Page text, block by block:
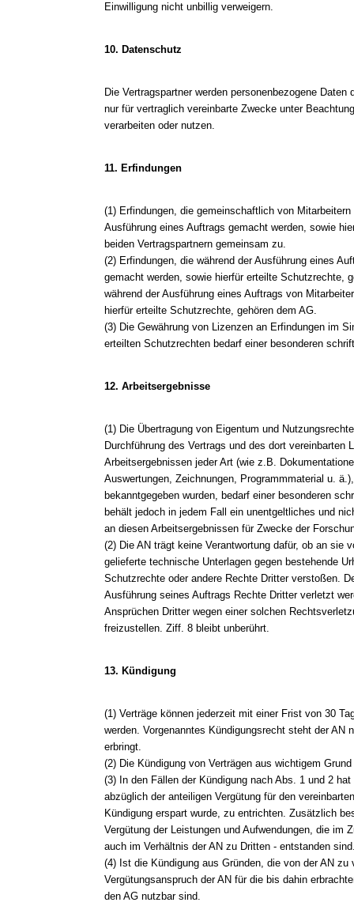
Einwilligung nicht unbillig verweigern.
10. Datenschutz
Die Vertragspartner werden personenbezogene
nur für vertraglich vereinbarte Zwecke unter
verarbeiten oder nutzen.
11. Erfindungen
(1) Erfindungen, die gemeinschaftlich von
Ausführung eines Auftrags gemacht werden, sowie
beiden Vertragspartnern gemeinsam zu.
(2) Erfindungen, die während der Ausführung eines
gemacht werden, sowie hierfür erteilte Schutzrechte,
während der Ausführung eines Auftrags von
hierfür erteilte Schutzrechte, gehören dem AG.
(3) Die Gewährung von Lizenzen an Erfindungen im
erteilten Schutzrechten bedarf einer besonderen
12. Arbeitsergebnisse
(1) Die Übertragung von Eigentum und
Durchführung des Vertrags und des dort vereinbarten
Arbeitsergebnissen jeder Art (wie z.B.
Auswertungen, Zeichnungen, Programmmaterial u.
bekanntgegeben wurden, bedarf einer besonderen
behält jedoch in jedem Fall ein unentgeltliches und
an diesen Arbeitsergebnissen für Zwecke der
(2) Die AN trägt keine Verantwortung dafür, ob an sie
gelieferte technische Unterlagen gegen bestehende
Schutzrechte oder andere Rechte Dritter verstoßen.
Ausführung seines Auftrags Rechte Dritter verletzt
Ansprüchen Dritter wegen einer solchen
freizustellen. Ziff. 8 bleibt unberührt.
13. Kündigung
(1) Verträge können jederzeit mit einer Frist von 30
werden. Vorgenanntes Kündigungsrecht steht der AN
erbringt.
(2) Die Kündigung von Verträgen aus wichtigem
(3) In den Fällen der Kündigung nach Abs. 1 und 2
abzüglich der anteiligen Vergütung für den
Kündigung erspart wurde, zu entrichten. Zusätzlich
Vergütung der Leistungen und Aufwendungen, die im
auch im Verhältnis der AN zu Dritten - entstanden
(4) Ist die Kündigung aus Gründen, die von der AN
Vergütungsanspruch der AN für die bis dahin
den AG nutzbar sind.